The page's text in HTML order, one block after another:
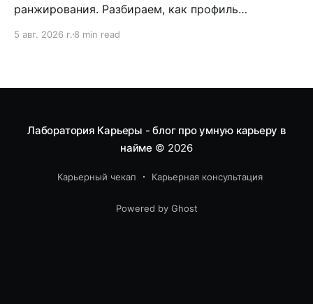
ранжирования. Разбираем, как профиль
его продвигал, а рекрутер останавливался и
5 авг. 2026 г. 8 min read
Лаборатория Карьеры - блог про умную карьеру в
найме © 2026
Карьерный чекап Карьерная консультация
Powered by Ghost